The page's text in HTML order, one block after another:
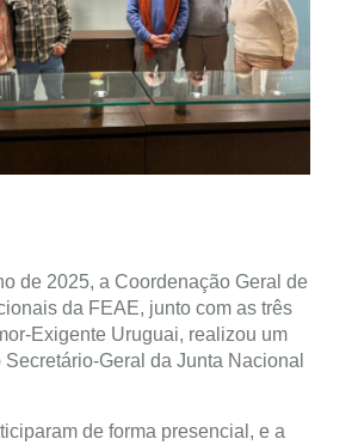
de 2025, a Coordenação Geral de
da FEAE, junto com as três
Exigente Uruguai, realizou um
Geral da Junta Nacional
de forma presencial, e a